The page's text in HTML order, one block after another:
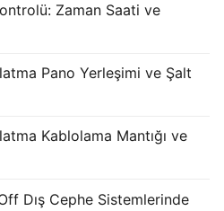
Arabic
Zaman Saati ve
Pano Yerleşimi ve Şalt
Kablolama Mantığı ve
Dış Cephe Sistemlerinde